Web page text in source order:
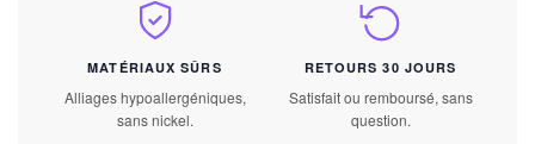
MATÉRIAUX SÛRS
Alliages hypoallergéniques,
sans nickel.
RETOURS 30 JOURS
Satisfait ou remboursé, sans
question.